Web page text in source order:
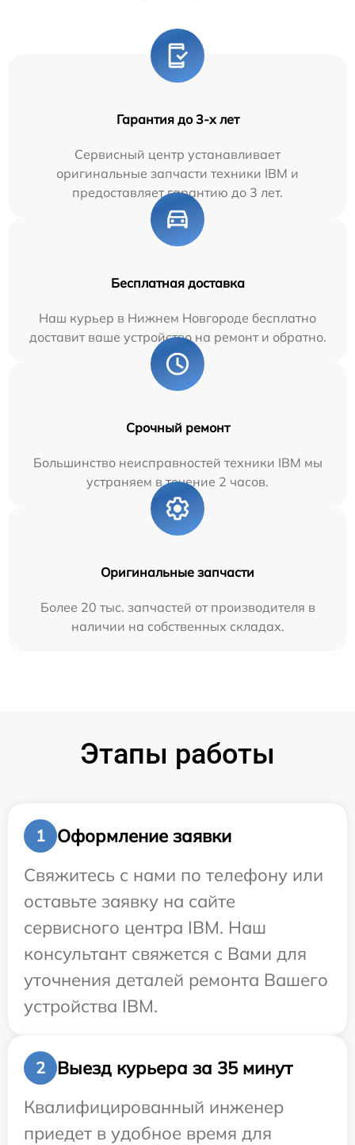
Гарантия до 3-х лет
Сервисный центр устанавливает
оригинальные запчасти техники IBM и
предоставляет гарантию до 3 лет.
Бесплатная доставка
Наш курьер в Нижнем Новгороде бесплатно
доставит ваше устройство на ремонт и обратно.
Срочный ремонт
Большинство неисправностей техники IBM мы
устраняем в течение 2 часов.
Оригинальные запчасти
Более 20 тыс. запчастей от производителя в
наличии на собственных складах.
Этапы работы
1
Оформление заявки
Свяжитесь с нами по телефону или
оставьте заявку на сайте
сервисного центра IBM. Наш
консультант свяжется с Вами для
уточнения деталей ремонта Вашего
устройства IBM.
2
Выезд курьера за 35 минут
Квалифицированный инженер
приедет в удобное время для